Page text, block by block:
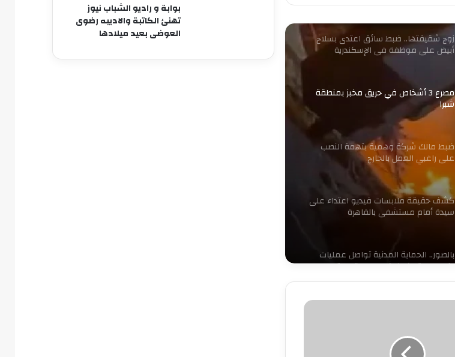
زوج شقيقتها.. ضبط سائق اعتدى بسلاح
أبيض على موظفة في الإسكندرية
مصرع 3 أشخاص في حريق مخبز بمنطقة
شبرا
ضبط مالك شركة وهمية بتهمة النصب
على راغبي العمل بالخارج
كشف حقيقة ملابسات فيديو اعتداء على
سيدة أمام مستشفى بالقاهرة
بالصور.. الحماية المدنية تواصل عمليات
إخماد حريق كورنيش مصر القديمة
بوابة و راديو الشباب نيوز
تهنئ الكاتبة والاديبه رضوى
العوضى بعيد ميلادها